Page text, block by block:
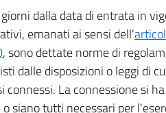
dalla data di entrata in
emanati ai sensi dell'
, sono dettate norme di
dalle disposizioni o leggi di
connessi. La connessione si
siano tutti necessari per